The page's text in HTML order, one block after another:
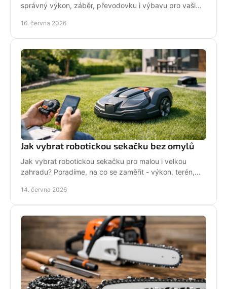
správný výkon, záběr, převodovku i výbavu pro vaši
16. června 2026
Jak vybrat robotickou sekačku bez omylů
Jak vybrat robotickou sekačku pro malou i velkou
zahradu? Poradíme, na co se zaměřit - výkon, terén,
14. června 2026